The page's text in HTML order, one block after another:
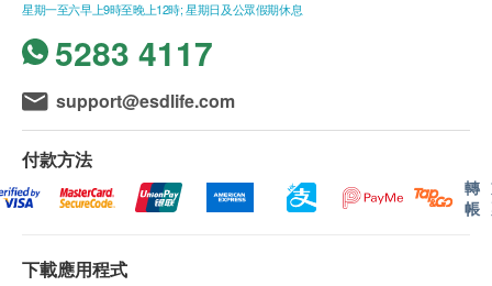
補血暖身、改善血液循環、改善手腳冰冷、面
色紅潤、氣血通暢。
服用方法
冰糖燕窩: 每日早晚各服一湯匙，連續服食一個月
或以上，能使人體充份吸收燕窩的營養精華，從而
達到養顏滋陰，強身健體之效
白鳳月舒飲:
重點調理: 週期前5天及後5天連續食用, 每次1包
不排除運送時間會因節日而有所影響。當八號烈風
訊號懸掛或黑色暴雨警告生效時，送貨服務時間將
會延遲。
所有訂單須視乎相關貨品的供應情況再作最後確
認。倘若健康網購health.ESDlife未能提供任何訂
單上的貨品，健康網購health.ESDlife有權拒絕接
受該訂單，並且會於送貨前透過電話或電郵通知顧
客再作安排。
保用條款：
星期一至六早上9時至晚上12時; 星期日及公眾假期休息
5283 4117
support@esdlife.com
付款方法
轉
帳
下載應用程式